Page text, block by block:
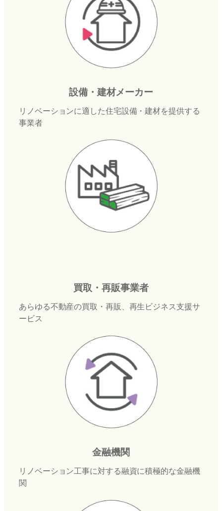
設備・建材メーカー
リノベーションに適した住宅設備・建材を提供する
事業者
買取・再販事業者
あらゆる不動産の買取・再販、再生ビジネス支援サ
ービス
金融機関
リノベーション工事に対する融資に積極的な金融機
関